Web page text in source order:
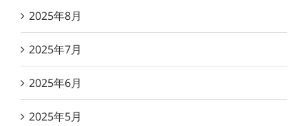
2025年8月
2025年7月
2025年6月
2025年5月